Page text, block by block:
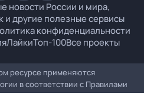
новости России и мира,
и другие полезные сервисы
конфиденциальности
ЛайкиТоп-100Все проекты
ресурсе применяются
в соответствии с Правилами